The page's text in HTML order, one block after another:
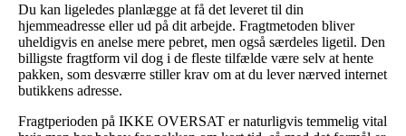
Du kan ligeledes planlægge at få det leveret til din
hjemmeadresse eller ud på dit arbejde. Fragtmetoden bliver
uheldigvis en anelse mere pebret, men også særdeles ligetil. Den
billigste fragtform vil dog i de fleste tilfælde være selv at hente
pakken, som desværre stiller krav om at du lever nærved internet
butikkens adresse.
Fragtperioden på IKKE OVERSAT er naturligvis temmelig vital